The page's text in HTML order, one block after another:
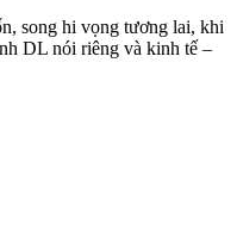
song hi vọng tương lai, khi
DL nói riêng và kinh tế –